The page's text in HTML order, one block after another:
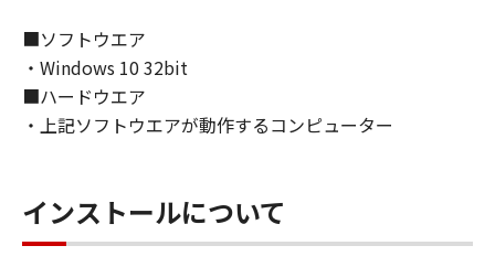
４．所有権
「本ソフトウェア」に係る権原および所有権
は、その内容によりキヤノンまたはキヤノンの
５．輸出
お客様は、日本国政府または関連する外国政府
■ソフトウエア
・Windows 10 32bit
■ハードウエア
・上記ソフトウエアが動作するコンピューター
インストールについて